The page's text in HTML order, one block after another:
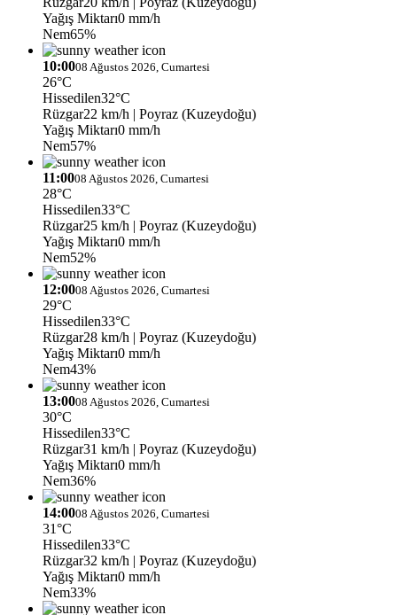
Yağış Miktarı0 mm/h
Nem65%
10:0008 Ağustos 2026, Cumartesi
26°C
Hissedilen32°C
Rüzgar22 km/h | Poyraz (Kuzeydoğu)
Yağış Miktarı0 mm/h
Nem57%
11:0008 Ağustos 2026, Cumartesi
28°C
Hissedilen33°C
Rüzgar25 km/h | Poyraz (Kuzeydoğu)
Yağış Miktarı0 mm/h
Nem52%
12:0008 Ağustos 2026, Cumartesi
29°C
Hissedilen33°C
Rüzgar28 km/h | Poyraz (Kuzeydoğu)
Yağış Miktarı0 mm/h
Nem43%
13:0008 Ağustos 2026, Cumartesi
30°C
Hissedilen33°C
Rüzgar31 km/h | Poyraz (Kuzeydoğu)
Yağış Miktarı0 mm/h
Nem36%
14:0008 Ağustos 2026, Cumartesi
31°C
Hissedilen33°C
Rüzgar32 km/h | Poyraz (Kuzeydoğu)
Yağış Miktarı0 mm/h
Nem33%